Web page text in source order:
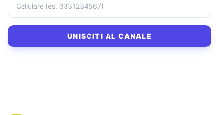
UNISCITI AL CANALE